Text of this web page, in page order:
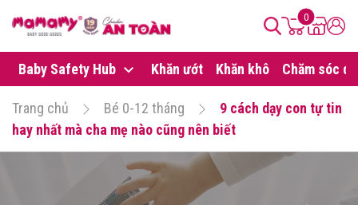
0
Baby Safety Hub Khăn ướt Khăn khô Chăm sóc da
Trang chủ Bé 0-12 tháng
9 cách dạy con tự tin
hay nhất mà cha mẹ nào cũng nên biết